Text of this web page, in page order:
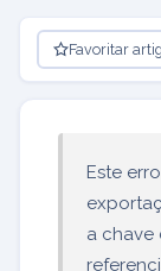
Favoritar
Este
a chave